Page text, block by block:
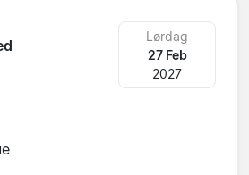
Lørdag
27 Feb
2027